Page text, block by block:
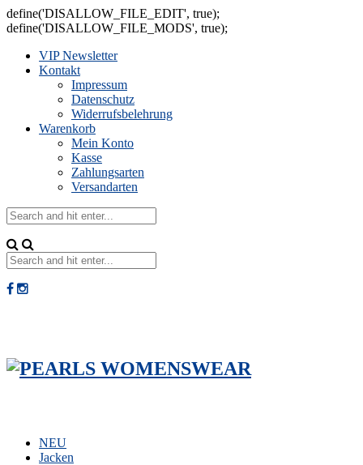
define('DISALLOW_FILE_EDIT', true);
define('DISALLOW_FILE_MODS', true);
VIP Newsletter
Kontakt
Impressum
Datenschutz
Widerrufsbelehrung
Warenkorb
Mein Konto
Kasse
Zahlungsarten
Versandarten
NEU
Jacken